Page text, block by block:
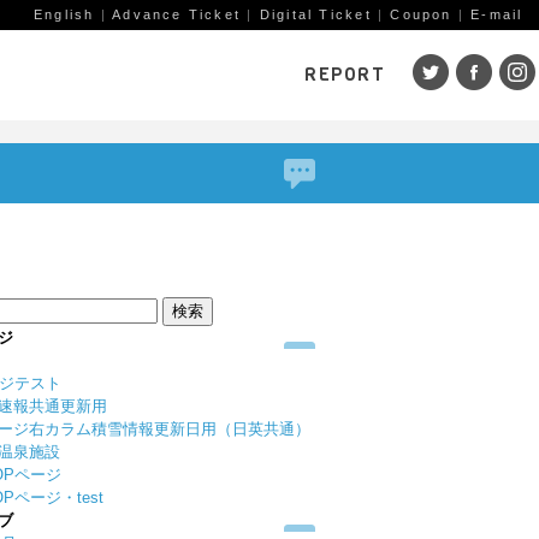
English |Advance Ticket | Digital Ticket |Coupon | E-mail
REPORT
SKI AREAS
五竜・47
野沢温泉
テスト
報共通更新用
ジ右カラム積雪情報更新日用（日英共通）
泉施設
ページ
ページ・test